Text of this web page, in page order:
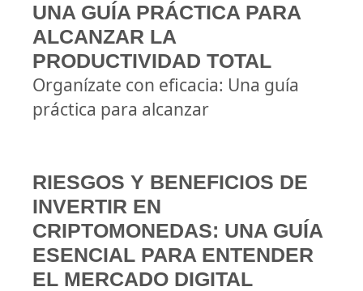
UNA GUÍA PRÁCTICA PARA
ALCANZAR LA
PRODUCTIVIDAD TOTAL
Organízate con eficacia: Una guía
práctica para alcanzar
RIESGOS Y BENEFICIOS DE
INVERTIR EN
CRIPTOMONEDAS: UNA GUÍA
ESENCIAL PARA ENTENDER
EL MERCADO DIGITAL